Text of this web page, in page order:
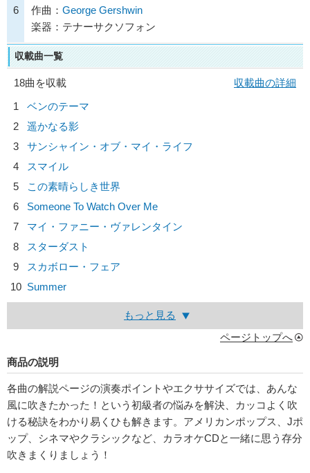
6
作曲： George Gershwin
楽器：テナーサクソフォン
収載曲一覧
18曲を収載
収載曲の詳細
1
ベンのテーマ
2
遥かなる影
3
サンシャイン・オブ・マイ・ライフ
4
スマイル
5
この素晴らしき世界
6
Someone To Watch Over Me
7
マイ・ファニー・ヴァレンタイン
8
スターダスト
9
スカボロー・フェア
10 Summer
もっと見る
ページトップへ
商品の説明
各曲の解説ページの演奏ポイントやエクササイズでは、あんな
風に吹きたかった！という初級者の悩みを解決、カッコよく吹
ける秘訣をわかり易くひも解きます。アメリカンポップス、Jポ
ップ、シネマやクラシックなど、カラオケCDと一緒に思う存分
吹きまくりましょう！